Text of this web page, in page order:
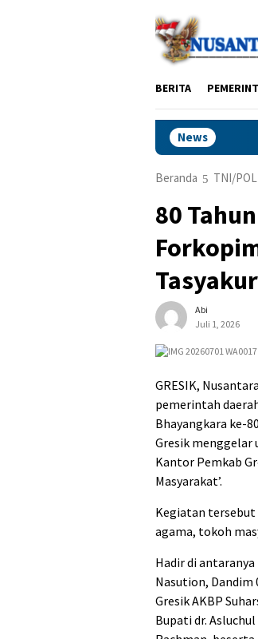
BERITA
News
Beranda TNI/
80
Abi
Juli 1, 2026
GRESIK,
pemerintah
Bhayangkara ke-
Gresik menggelar
Kantor Pemkab
Masyarakat’.
Kegiatan tersebut
agama, tokoh
Hadir di antaranya
Nasution, Dandim
Gresik AKBP
Bupati dr.